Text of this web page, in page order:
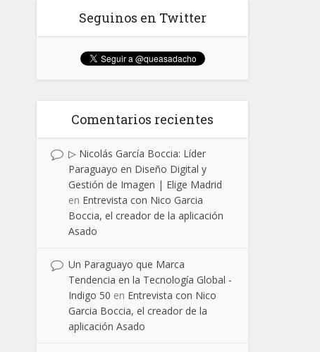
Seguinos en Twitter
Comentarios recientes
▷ Nicolás García Boccia: Líder
Paraguayo en Diseño Digital y
Gestión de Imagen | Elige Madrid
en Entrevista con Nico Garcia
Boccia, el creador de la aplicación
Asado
Un Paraguayo que Marca
Tendencia en la Tecnología Global -
Indigo 50 en Entrevista con Nico
Garcia Boccia, el creador de la
aplicación Asado